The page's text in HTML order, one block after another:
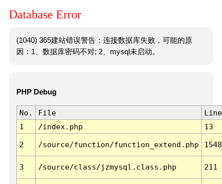
Database Error
(1040) 365建站错误警告：连接数据库失败，可能的原
因：1、数据库密码不对; 2、mysql未启动。
PHP Debug
No. File
Line
1
/index.php 13
2 /source/function/function_extend.php 1548
3 /source/class/jzmysql.class.php 211